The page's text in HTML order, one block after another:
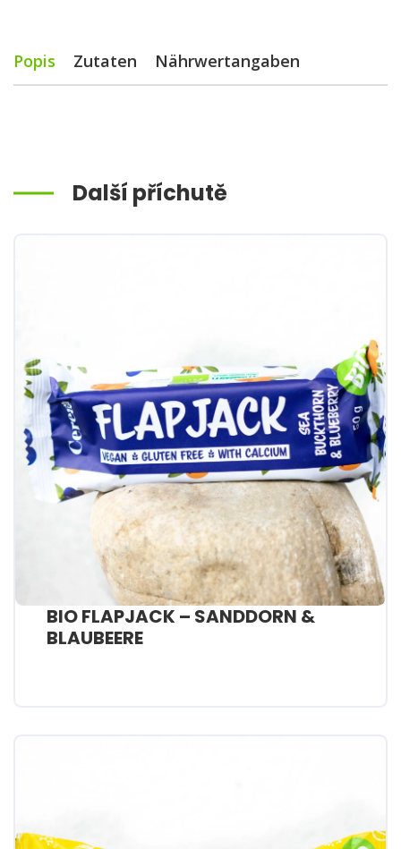
Popis Zutaten Nährwertangaben
Další příchutě
BIO FLAPJACK – SANDDORN &
BLAUBEERE